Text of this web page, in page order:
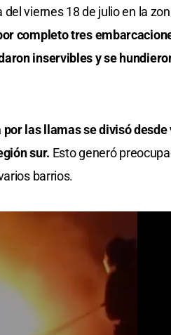
viernes 18 de julio en la
completo tres
inservibles y se
las llamas se divisó
sur. Esto generó
barrios.